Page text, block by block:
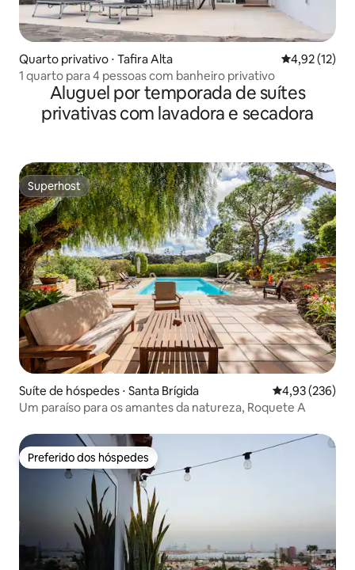
Quarto privativo ⋅ Tafira Alta 4,92 de uma
4,92 (12)
1 quarto para 4 pessoas com banheiro privativo
Aluguel por temporada de suítes
privativas com lavadora e secadora
Superhost
Superhost
Suíte de hóspedes ⋅ Santa Brígida 4,93 de uma
4,93 (236)
Um paraíso para os amantes da natureza, Roquete A
Preferido dos hóspedes
Preferido dos hóspedes